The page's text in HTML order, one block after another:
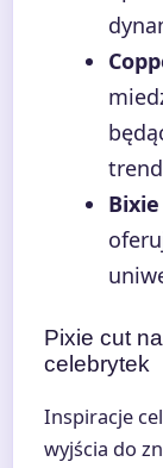
Bixie
Pixie cut
celebrytek
Inspiracje
wyjścia do